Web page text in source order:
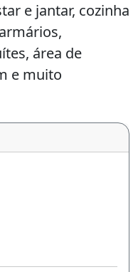
e jantar, cozinha
área de
e muito
e infantil,
poliesportiva,
isso à 800m da
Agende sua visita
25284
especialistas na